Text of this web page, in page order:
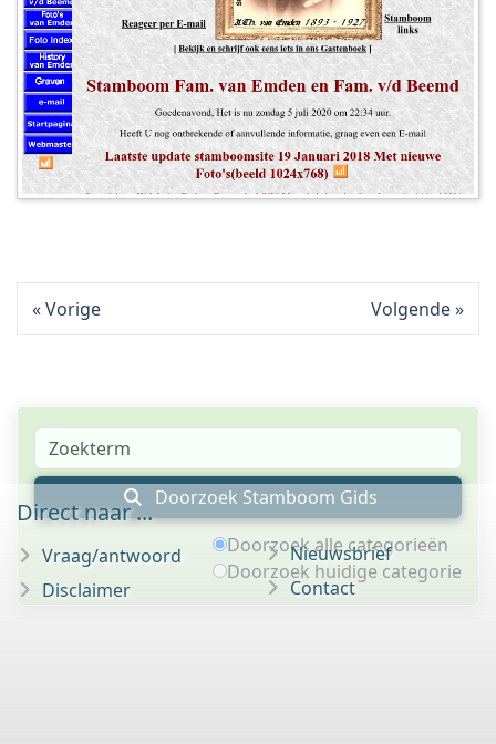
Vorige Volgende
Doorzoek Stamboom Gids
Doorzoek alle categorieën
Doorzoek huidige categorie
Direct naar ...
Vraag/antwoord
Disclaimer
Nieuwsbrief
Contact